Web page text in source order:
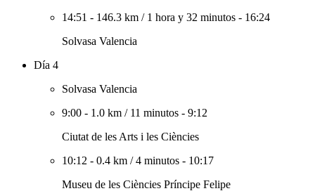
14:51 - 146.3 km / 1 hora y 32 minutos - 16:24
Solvasa Valencia
Día 4
Solvasa Valencia
9:00 - 1.0 km / 11 minutos - 9:12
Ciutat de les Arts i les Ciències
10:12 - 0.4 km /4 minutos - 10:17
Museu de les Ciències Príncipe Felipe